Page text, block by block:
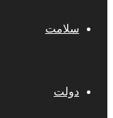
سلامت
دولت